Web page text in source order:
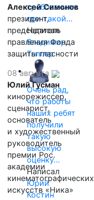
требованиям
при такой…
Написал
Владимир
Таллер
Очень рад,
что работы
наших ребят
получили
такую
высокую
оценку…
Написал
Юрий
Костин
Алексей Симонов
президент,
председатель
правления Фонда
защиты гласности
08 августа
Юлий Гусман
кинорежиссер,
сценарист,
основатель
и художественный
руководитель
премии Рос.
академии
кинематографических
искусств «Ника»